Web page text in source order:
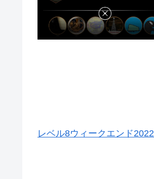
レベル8ウィークエンド2022